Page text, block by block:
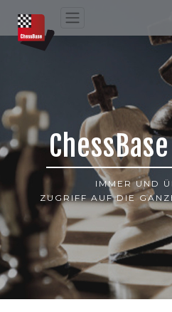
IMMER UND
ZUGRIFF AUF DIE